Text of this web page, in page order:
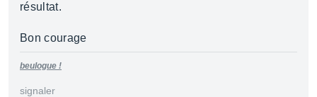
résultat.
Bon courage
beulogue !
signaler